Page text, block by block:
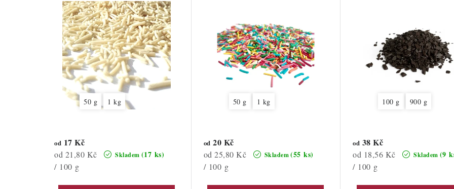
50 g 1 kg
Skladem (17 ks)
od 17 Kč
Měrná
cena:
od 21,80 Kč
/ 100 g
50 g 1 kg
Skladem(55 ks)
od 20 Kč
Měrná
cena:
od 25,80 Kč
/ 100 g
100 g 900 g
Skladem (9
od 38 Kč
Měrná
cena:
od 18,56 Kč
/ 100 g